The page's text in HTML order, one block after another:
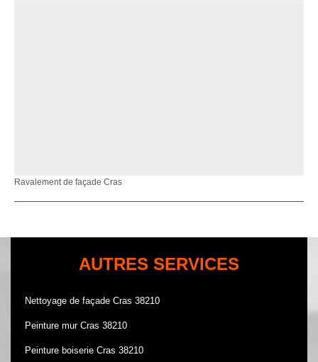
Ravalement de façade Cras
AUTRES SERVICES
Nettoyage de façade Cras 38210
Peinture mur Cras 38210
Peinture boiserie Cras 38210